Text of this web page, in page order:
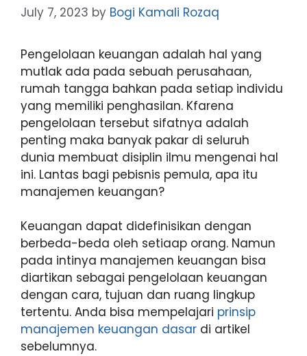
July 7, 2023 by Bogi Kamali Rozaq
Pengelolaan keuangan adalah hal yang
mutlak ada pada sebuah perusahaan,
rumah tangga bahkan pada setiap individu
yang memiliki penghasilan. Kfarena
pengelolaan tersebut sifatnya adalah
penting maka banyak pakar di seluruh
dunia membuat disiplin ilmu mengenai hal
ini. Lantas bagi pebisnis pemula, apa itu
manajemen keuangan?
Keuangan dapat didefinisikan dengan
berbeda-beda oleh setiaap orang. Namun
pada intinya manajemen keuangan bisa
diartikan sebagai pengelolaan keuangan
dengan cara, tujuan dan ruang lingkup
tertentu. Anda bisa mempelajari prinsip
manajemen keuangan dasar di artikel
sebelumnya.